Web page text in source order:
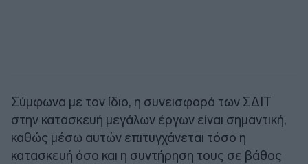
Σύμφωνα με τον ίδιο, η συνεισφορά των ΣΔΙΤ
στην κατασκευή μεγάλων έργων είναι σημαντική,
καθώς μέσω αυτών επιτυγχάνεται τόσο η
κατασκευή όσο και η συντήρηση τους σε βάθος